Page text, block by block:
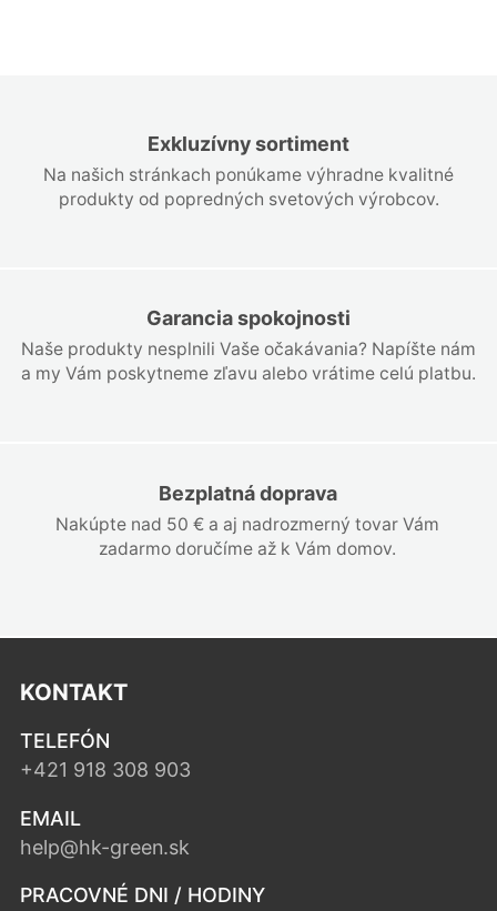
Exkluzívny sortiment
Na našich stránkach ponúkame výhradne kvalitné
produkty od popredných svetových výrobcov.
Garancia spokojnosti
Naše produkty nesplnili Vaše očakávania? Napíšte nám
a my Vám poskytneme zľavu alebo vrátime celú platbu.
Bezplatná doprava
Nakúpte nad 50 € a aj nadrozmerný tovar Vám
zadarmo doručíme až k Vám domov.
KONTAKT
TELEFÓN
+421 918 308 903
EMAIL
help@hk-green.sk
PRACOVNÉ DNI / HODINY